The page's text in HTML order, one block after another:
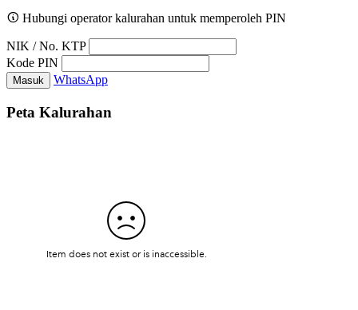
Hubungi operator kalurahan untuk memperoleh PIN
NIK / No. KTP
Kode PIN
Masuk WhatsApp
Peta Kalurahan